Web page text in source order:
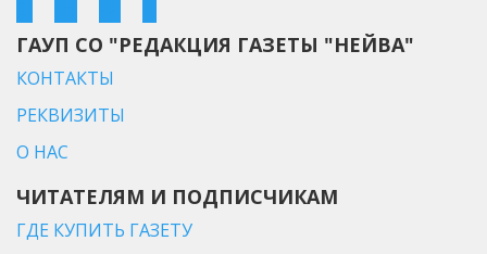
ГАУП СО "РЕДАКЦИЯ ГАЗЕТЫ "НЕЙВА"
КОНТАКТЫ
РЕКВИЗИТЫ
О НАС
ЧИТАТЕЛЯМ И ПОДПИСЧИКАМ
ГДЕ КУПИТЬ ГАЗЕТУ